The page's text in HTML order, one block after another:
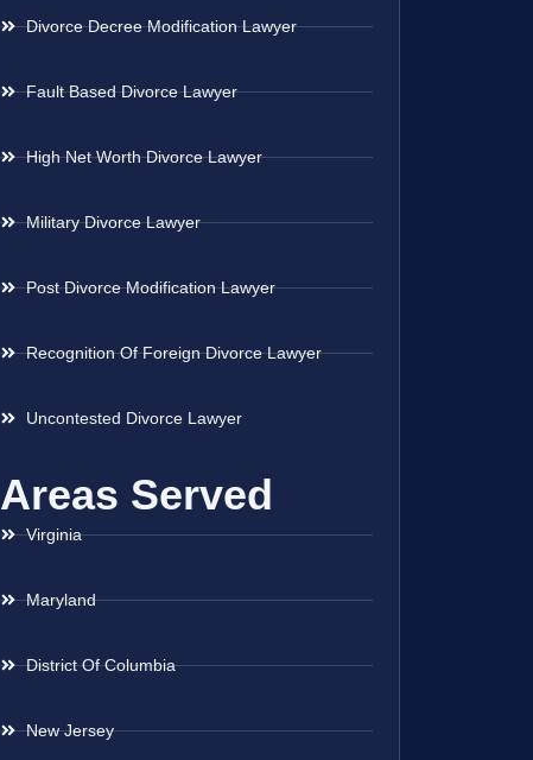
Divorce Decree Modification Lawyer
Fault Based Divorce Lawyer
High Net Worth Divorce Lawyer
Military Divorce Lawyer
Post Divorce Modification Lawyer
Recognition Of Foreign Divorce Lawyer
Uncontested Divorce Lawyer
Areas Served
Virginia
Maryland
District Of Columbia
New Jersey